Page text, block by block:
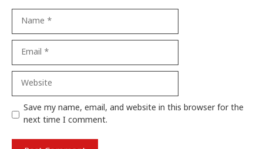
Website
Save my name, email, and website in this browser for the
next time I comment.